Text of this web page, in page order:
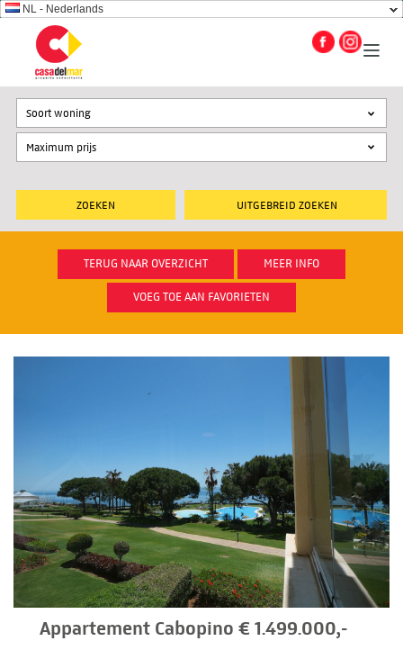
NL - Nederlands
UITGEBREID ZOEKEN
Soort woning
TERUG NAAR OVERZICHT MEER INFO
VOEG TOE AAN FAVORIETEN
Appartement Cabopino € 1.499.000,-